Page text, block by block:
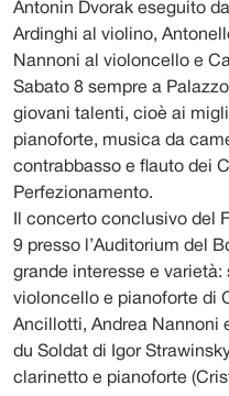
Antonin Dvorak eseguito
Ardinghi al violino,
Nannoni al violoncello e
Sabato 8 sempre a
giovani talenti, cioè ai
pianoforte, musica da
contrabbasso e flauto dei
Perfezionamento.
Il concerto conclusivo del
9 presso l’Auditorium del
grande interesse e varietà:
violoncello e pianoforte di
Ancillotti, Andrea Nannoni
du Soldat di Igor
clarinetto e pianoforte